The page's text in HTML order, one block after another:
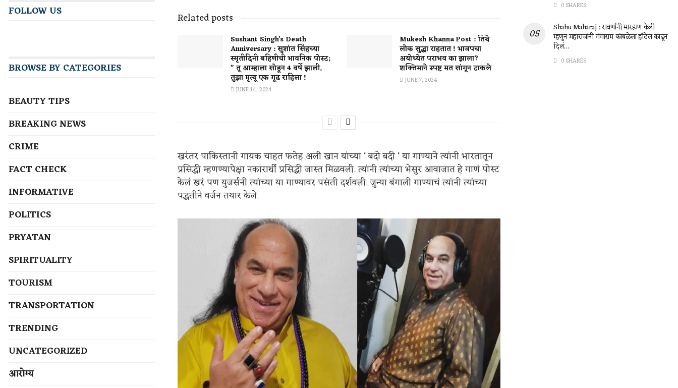
Related posts
Sushant Singh’s Death
Anniversary : सुशांत सिंहच्या
स्मृतीदिनी बहिणीची भावनिक पोस्ट;
” तू आम्हाला सोडून 4 वर्षे झाली,
तुझा मृत्यू एक गूढ राहिला !
JUNE 14, 2024
Mukesh Khanna Post : तिथे
लोक सुद्धा राहतात ! भाजपचा
अयोध्येत पराभव का झाला?
शक्तिमाने स्पष्ट मत सांगून टाकले
JUNE 7, 2024
खरंतर पाकिस्तानी गायक चाहत फतेह अली खान यांच्या ‘ बदो बदी ‘ या गाण्याने त्यांनी भारतातून
प्रसिद्धी म्हणण्यापेक्षा नकारार्थी प्रसिद्धी जास्त मिळवली. त्यांनी त्यांच्या भेसुर आवाजात हे गाणं पोस्ट
केलं खरं पण युजर्सनी त्यांच्या या गाण्यावर पसंती दर्शवली. जुन्या बंगाली गाण्याचं त्यांनी त्यांच्या
पद्धतीने वर्जन तयार केले.
FOLLOW US
BROWSE BY CATEGORIES
BEAUTY TIPS
BREAKING NEWS
CRIME
FACT CHECK
INFORMATIVE
POLITICS
PRYATAN
SPIRITUALITY
TOURISM
TRANSPORTATION
TRENDING
UNCATEGORIZED
आरोग्य
0 SHARES
Shahu Maharaj : सवर्णांनी मारहाण केली
म्हणुन महाराजांनी गंगाराम कांबळेला हॉटेल काढून
दिलं…
0 SHARES